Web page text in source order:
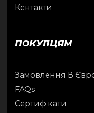
Контакти
ПОКУПЦЯМ
Замовлення В
FAQs
Сертифікати